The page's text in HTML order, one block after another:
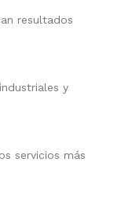
resultados
y
servicios más